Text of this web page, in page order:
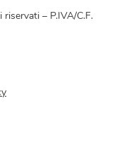
– P.IVA/C.F.